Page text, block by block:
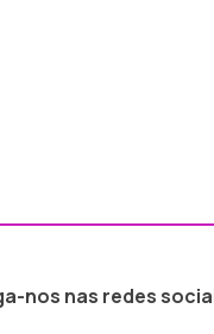
nos nas redes